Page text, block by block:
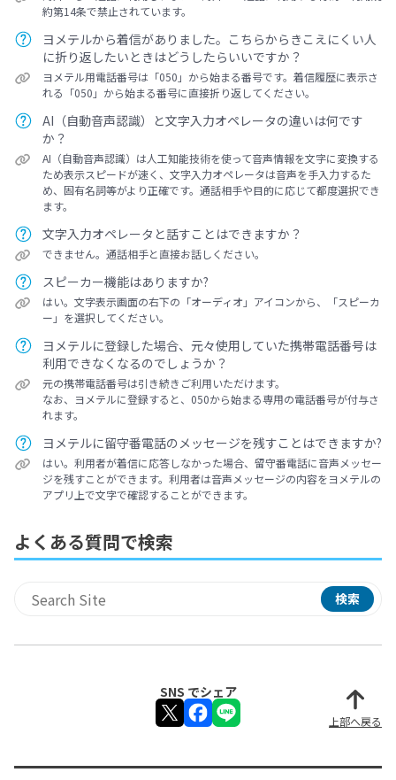
約第14条で禁止されています。
ヨメテルから着信がありました。こちらからきこえにくい人
に折り返したいときはどうしたらいいですか？
ヨメテル用電話番号は「050」から始まる番号です。着信履歴に表示さ
れる「050」から始まる番号に直接折り返してください。
AI（自動音声認識）と文字入力オペレータの違いは何です
か？
AI（自動音声認識）は人工知能技術を使って音声情報を文字に変換する
ため表示スピードが速く、文字入力オペレータは音声を手入力するた
め、固有名詞等がより正確です。通話相手や目的に応じて都度選択でき
ます。
文字入力オペレータと話すことはできますか？
できません。通話相手と直接お話しください。
スピーカー機能はありますか?
はい。文字表示画面の右下の「オーディオ」アイコンから、「スピーカ
ー」を選択してください。
ヨメテルに登録した場合、元々使用していた携帯電話番号は
利用できなくなるのでしょうか？
元の携帯電話番号は引き続きご利用いただけます。
なお、ヨメテルに登録すると、050から始まる専用の電話番号が付与さ
れます。
ヨメテルに留守番電話のメッセージを残すことはできますか?
はい。利用者が着信に応答しなかった場合、留守番電話に音声メッセー
ジを残すことができます。利用者は音声メッセージの内容をヨメテルの
アプリ上で文字で確認することができます。
よくある質問で検索
サイト内検索 検索
SNS でシェア
上部へ戻る